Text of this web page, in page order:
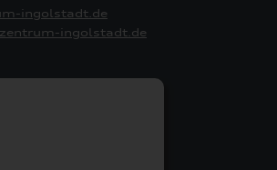
ingolstadt.de
ingolstadt.de